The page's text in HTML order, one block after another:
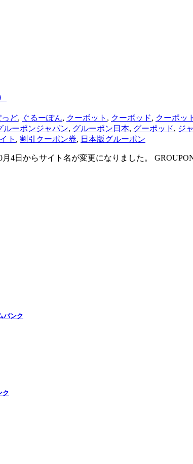
っど, ぐるーぽん, クーボット , クーボッド, クーポッ
ルーポンジャパン, グルーポン日本, グーポッド, ジ
ト , 割引クーポン券, 日本版グルーポン
4日からサイト名が変更になりました。
バンク
ク